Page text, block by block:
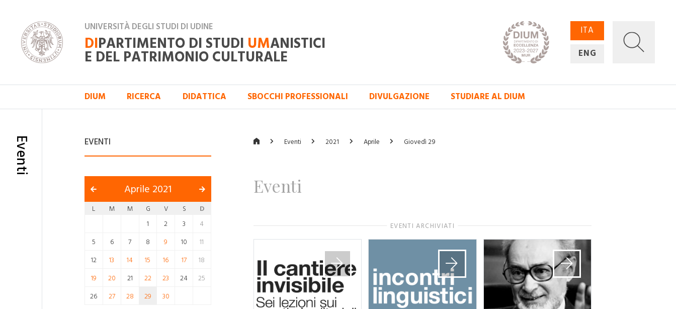
UNIVERSITÀ DEGLI STUDI DI UDINE
DIPARTIMENTO DI STUDI UMANISTICI
E DEL PATRIMONIO CULTURALE
ITA
ENG
DIUM RICERCA DIDATTICA SBOCCHI PROFESSIONALI DIVULGAZIONE STUDIARE AL DIUM
Eventi EVENTI
Aprile 2021
L M M G V S
D
1
2 3
4
5
6 7 8 9 10
11
12
13 14 15 16 17
18
19
20 21 22 23 24
25
26
27 28 29 30
Eventi 2021 Aprile Giovedì 29
Eventi
EVENTI ARCHIVIATI